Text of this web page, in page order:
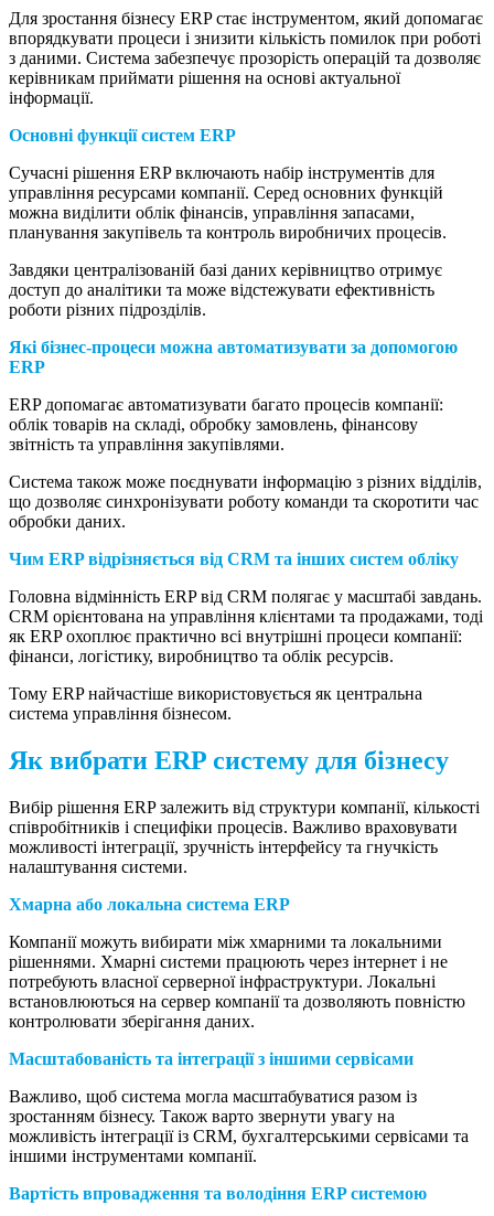
Для зростання бізнесу ERP стає інструментом, який допомагає
впорядкувати процеси і знизити кількість помилок при роботі
з даними. Система забезпечує прозорість операцій та дозволяє
керівникам приймати рішення на основі актуальної
інформації.
Основні функції систем ERP
Сучасні рішення ERP включають набір інструментів для
управління ресурсами компанії. Серед основних функцій
можна виділити облік фінансів, управління запасами,
планування закупівель та контроль виробничих процесів.
Завдяки централізованій базі даних керівництво отримує
доступ до аналітики та може відстежувати ефективність
роботи різних підрозділів.
Які бізнес-процеси можна автоматизувати за допомогою
ERP
ERP допомагає автоматизувати багато процесів компанії:
облік товарів на складі, обробку замовлень, фінансову
звітність та управління закупівлями.
Система також може поєднувати інформацію з різних відділів,
що дозволяє синхронізувати роботу команди та скоротити час
обробки даних.
Чим ERP відрізняється від CRM та інших систем обліку
Головна відмінність ERP від CRM полягає у масштабі завдань.
CRM орієнтована на управління клієнтами та продажами, тоді
як ERP охоплює практично всі внутрішні процеси компанії:
фінанси, логістику, виробництво та облік ресурсів.
Тому ERP найчастіше використовується як центральна
система управління бізнесом.
Як вибрати ERP систему для бізнесу
Вибір рішення ERP залежить від структури компанії, кількості
співробітників і специфіки процесів. Важливо враховувати
можливості інтеграції, зручність інтерфейсу та гнучкість
налаштування системи.
Хмарна або локальна система ERP
Компанії можуть вибирати між хмарними та локальними
рішеннями. Хмарні системи працюють через інтернет і не
потребують власної серверної інфраструктури. Локальні
встановлюються на сервер компанії та дозволяють повністю
контролювати зберігання даних.
Масштабованість та інтеграції з іншими сервісами
Важливо, щоб система могла масштабуватися разом із
зростанням бізнесу. Також варто звернути увагу на
можливість інтеграції із CRM, бухгалтерськими сервісами та
іншими інструментами компанії.
Вартість впровадження та володіння ERP системою